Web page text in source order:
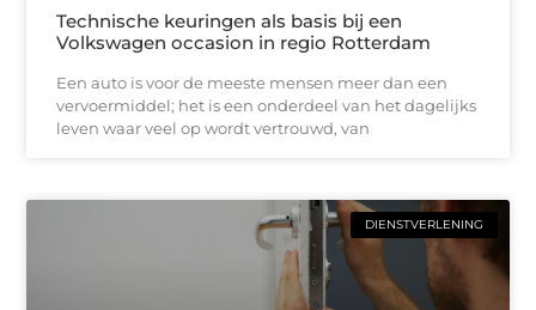
Technische keuringen als basis bij een
Volkswagen occasion in regio Rotterdam
Een auto is voor de meeste mensen meer dan een
vervoermiddel; het is een onderdeel van het dagelijks
leven waar veel op wordt vertrouwd, van
DIENSTVERLENING